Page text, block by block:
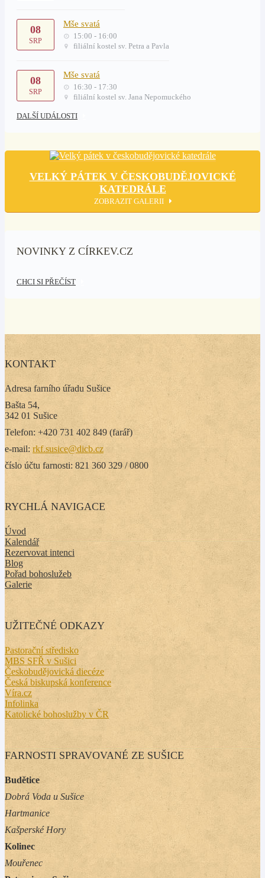
08
SRP
Mše svatá
15:00 - 16:00
filiální kostel sv. Petra a Pavla
08
SRP
Mše svatá
16:30 - 17:30
filiální kostel sv. Jana Nepomuckého
DALŠÍ UDÁLOSTI
VELKÝ PÁTEK V ČESKOBUDĚJOVICKÉ
KATEDRÁLE
ZOBRAZIT GALERII
NOVINKY Z CÍRKEV.CZ
CHCI SI PŘEČÍST
KONTAKT
Adresa farního úřadu Sušice
Bašta 54,
342 01 Sušice
Telefon: +420 731 402 849 (farář)
e-mail: rkf.susice@dicb.cz
číslo účtu farnosti: 821 360 329 / 0800
RYCHLÁ NAVIGACE
Úvod
Kalendář
Rezervovat intenci
Blog
Pořad bohoslužeb
Galerie
UŽITEČNÉ ODKAZY
Pastorační středisko
MBS SFŘ v Sušici
Českobudějovická diecéze
Česká biskupská konference
Víra.cz
Infolinka
Katolické bohoslužby v ČR
FARNOSTI SPRAVOVANÉ ZE SUŠICE
Budětice
Dobrá Voda u Sušice
Hartmanice
Kašperské Hory
Kolinec
Mouřenec